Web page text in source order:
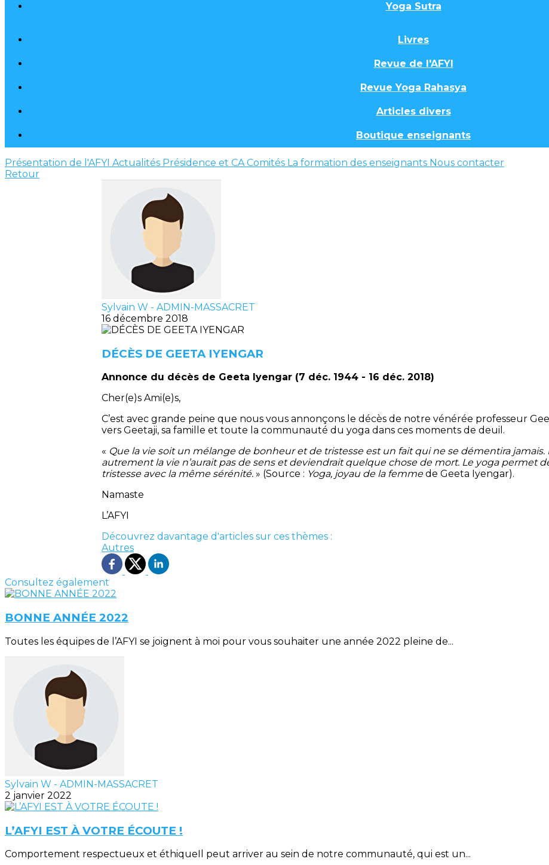
Yoga Sutra
Livres
Revue de l'AFYI
Revue Yoga Rahasya
Articles divers
Boutique enseignants
Présentation de l'AFYI Actualités Présidence et CAComités La formation des enseignants Nous contacter
Retour
Sylvain W - ADMIN-MASSACRET
16 décembre 2018
DÉCÈS DE GEETA IYENGAR
Annonce du décès de Geeta Iyengar (7 déc. 1944 - 16 déc. 2018)
Cher(e)s Ami(e)s,
C’est avec grande peine que nous vous annonçons le décès de notre vénérée professeur
vers Geetaji, sa famille et toute la communauté du yoga dans ces moments de deuil.
« Que la vie soit un mélange de bonheur et de tristesse est un fait qui ne se démentira jamais.
autrement la vie n’aurait pas de sens et deviendrait quelque chose de mort. Le yoga permet
tristesse avec la même sérénité. » (Source : Yoga, joyau de la femmede Geeta Iyengar).
Namaste
L’AFYI
Découvrez davantage d'articles sur ces thèmes :
Autres
Consultez également
BONNE ANNÉE 2022
Toutes les équipes de l’AFYI se joignent à moi pour vous souhaiter une année 2022 pleine de...
Sylvain W - ADMIN-MASSACRET
2 janvier 2022
L’AFYI EST À VOTRE ÉCOUTE !
Comportement respectueux et éthiqueIl peut arriver au sein de notre communauté, qui est un...